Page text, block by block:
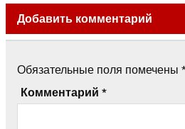
Добавить комментарий
Обязательные поля помечены
Комментарий *